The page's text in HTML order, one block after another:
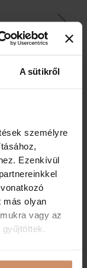
A sütikről
személyre
Ezenkívül
más olyan
vagy az
étlapunkról